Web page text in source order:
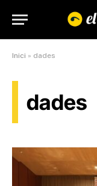
Inici » dades
dades